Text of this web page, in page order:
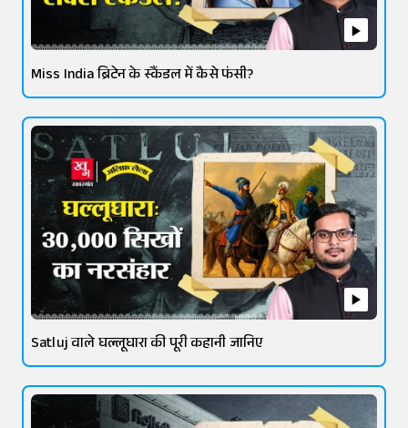
Miss India ब्रिटेन के स्कैंडल में कैसे फंसी?
Satluj वाले घल्लूघारा की पूरी कहानी जानिए